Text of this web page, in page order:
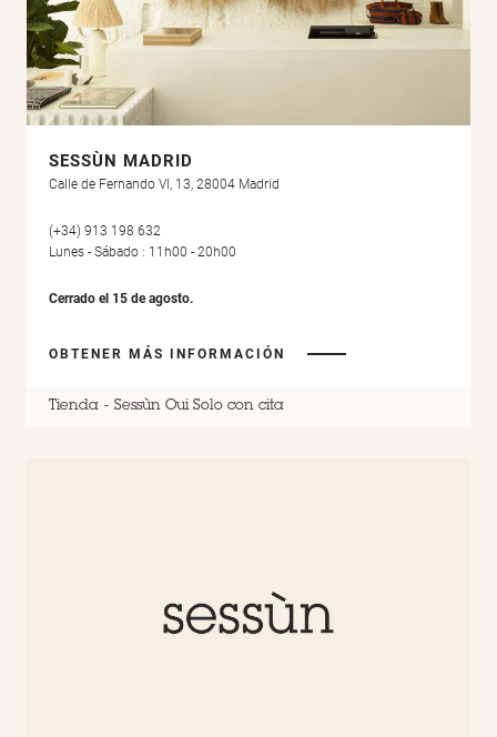
SESSÙN MADRID
Calle de Fernando VI, 13, 28004 Madrid
(+34) 913 198 632
Lunes - Sábado : 11h00 - 20h00
Cerrado el 15 de agosto.
OBTENER MÁS INFORMACIÓN
Tienda Sessùn Oui Solo con cita